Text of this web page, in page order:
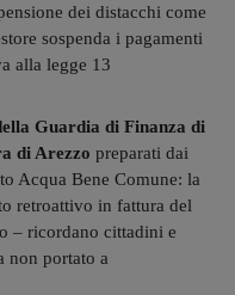
dei distacchi come
sospenda i pagamenti
alla legge 13
Guardia di Finanza di
di Arezzo preparati dai
Acqua Bene Comune: la
retroattivo in fattura del
– ricordano cittadini e
non portato a